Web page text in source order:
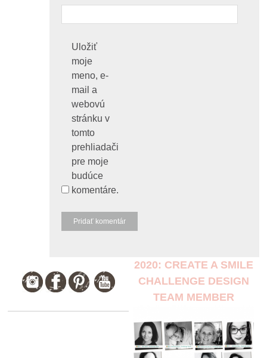
Uložiť
moje
meno, e-
mail a
webovú
stránku v
tomto
prehliadači
pre moje
budúce
komentáre.
2020: CREATE A SMILE
CHALLENGE DESIGN
TEAM MEMBER